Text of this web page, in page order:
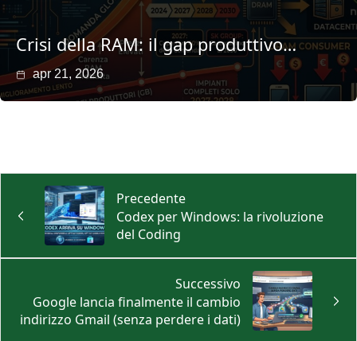
Crisi della RAM: il gap produttivo…
apr 21, 2026
Precedente
Codex per Windows: la rivoluzione
del Coding
Successivo
Google lancia finalmente il cambio
indirizzo Gmail (senza perdere i dati)